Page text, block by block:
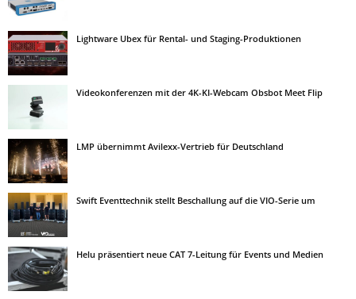
Lightware Ubex für Rental- und Staging-Produktionen
Videokonferenzen mit der 4K-KI-Webcam Obsbot Meet Flip
LMP übernimmt Avilexx-Vertrieb für Deutschland
Swift Eventtechnik stellt Beschallung auf die VIO-Serie um
Helu präsentiert neue CAT 7-Leitung für Events und Medien